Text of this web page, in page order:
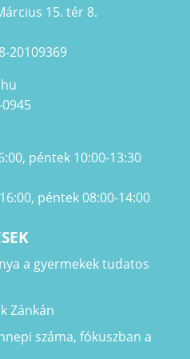
15. tér 8.
20109369
péntek 10:00-13:30
péntek 08:00-14:00
a gyermekek tudatos
Zánkán
száma, fókuszban a